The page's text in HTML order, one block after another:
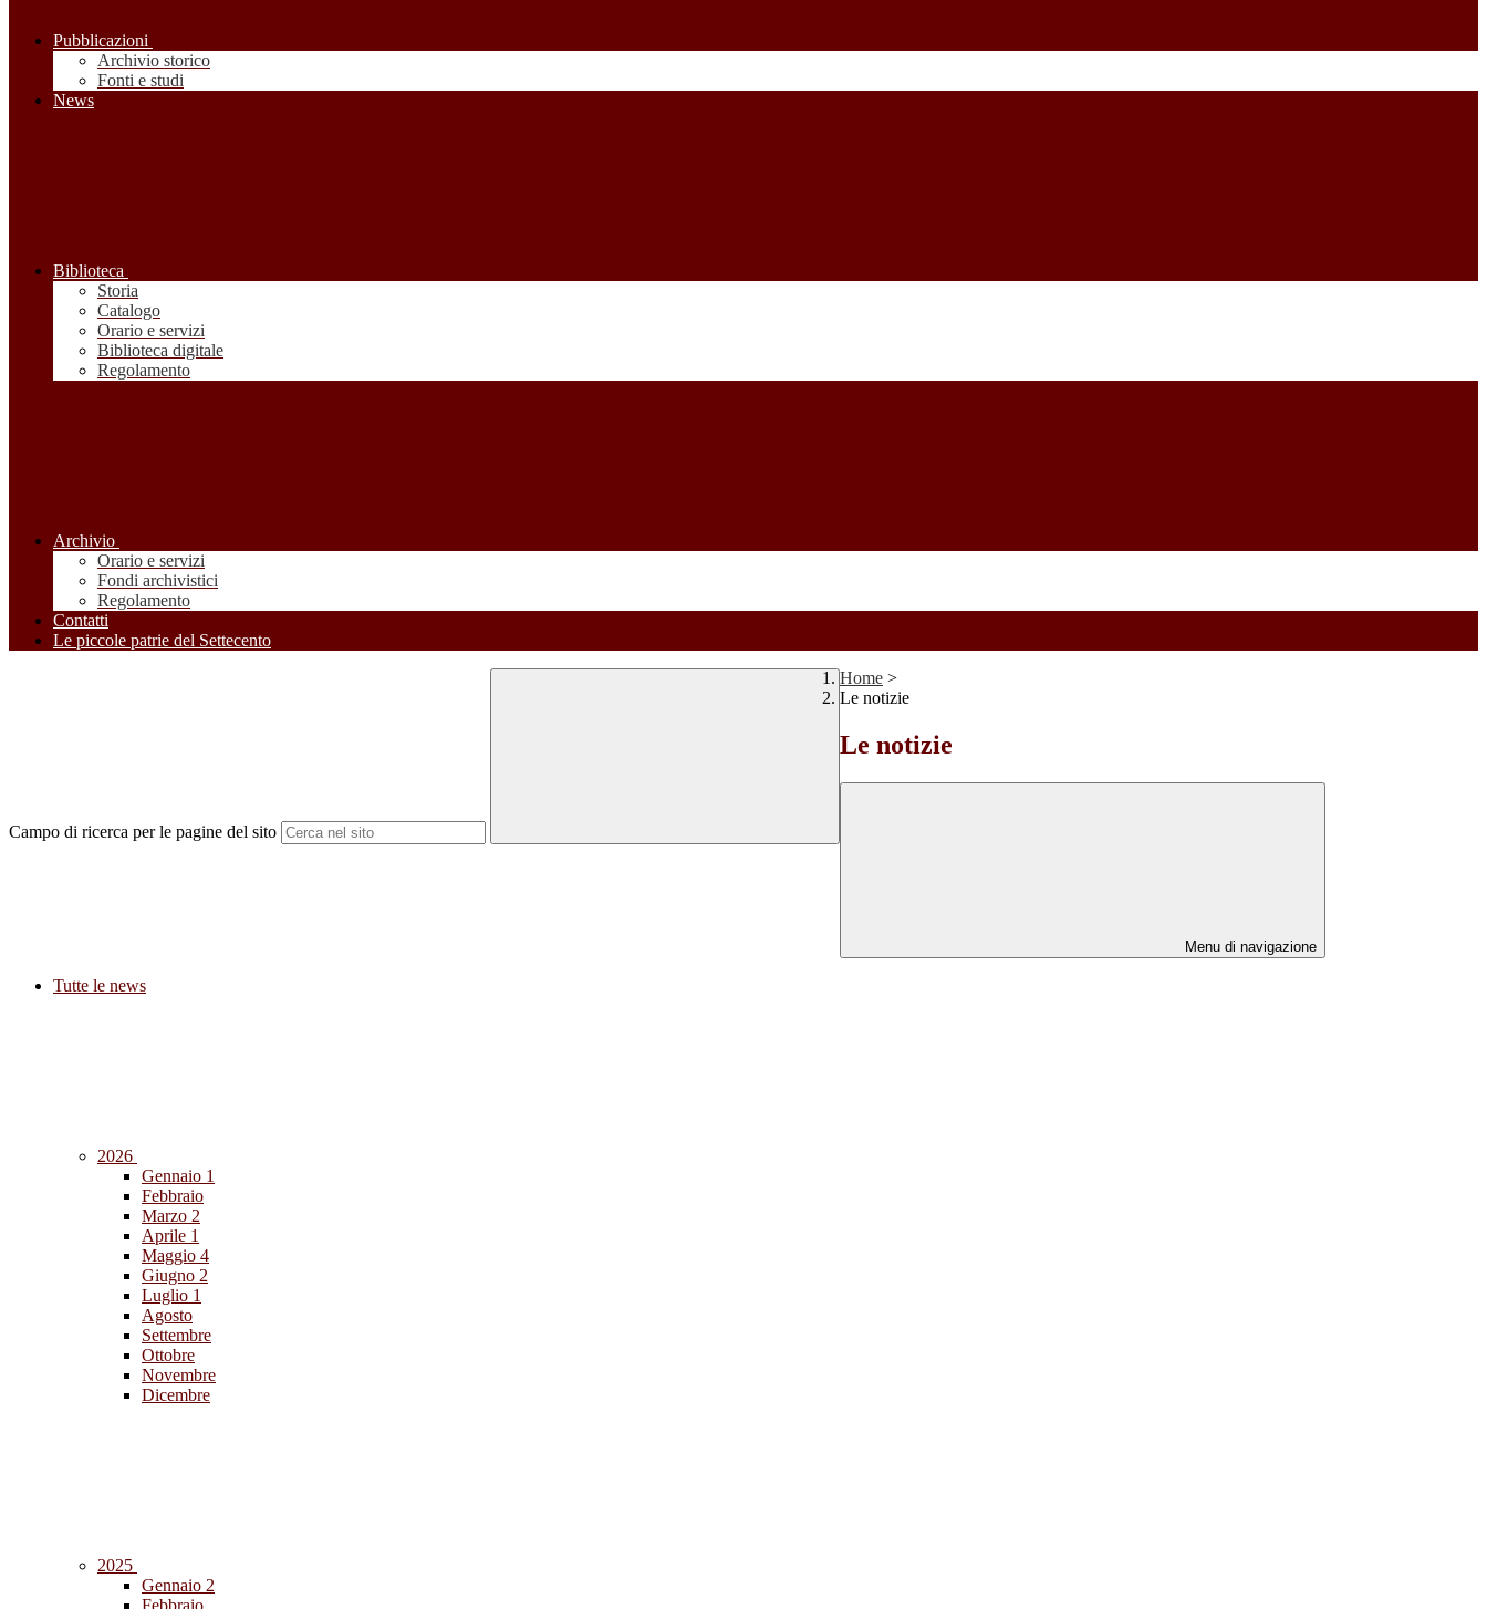
Pubblicazioni
Archivio storico
Fonti e studi
News
Biblioteca
Storia
Catalogo
Orario e servizi
Biblioteca digitale
Regolamento
Archivio
Orario e servizi
Fondi archivistici
Regolamento
Contatti
Le piccole patrie del Settecento
Campo di ricerca per le pagine del sito
Home >
Le notizie
Le notizie
Menu di navigazione
Tutte le news
2026
Gennaio 1
Febbraio
Marzo 2
Aprile 1
Maggio 4
Giugno 2
Luglio 1
Agosto
Settembre
Ottobre
Novembre
Dicembre
2025
Gennaio 2